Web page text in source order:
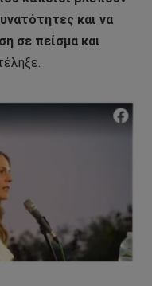
και να
σε πείσμα και